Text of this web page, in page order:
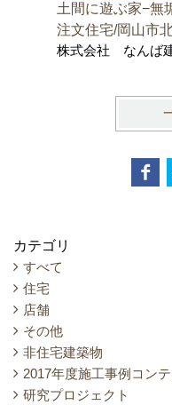
土間に遊ぶ家−無
注文住宅/岡山市
株式会社 なんば
カテゴリ
すべて
住宅
店舗
その他
非住宅建築物
2017年度施工事例コンテ
研究プロジェクト